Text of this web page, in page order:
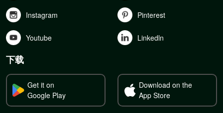
Instagram Pinterest
Youtube Linkedln
下载
Get it on
Google Play
Download on the
App Store